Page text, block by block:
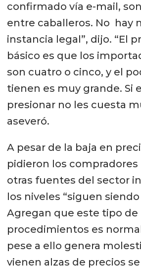
confirmado vía e-mail,
entre caballeros. No hay
instancia legal”, dijo. “El
básico es que los
son cuatro o cinco, y el
tienen es muy grande. Si
presionar no les cuesta
aseveró.
A pesar de la baja en
pidieron los compradores
otras fuentes del sector
los niveles “siguen
Agregan que este tipo de
procedimientos es
pese a ello genera
vienen alzas de precios